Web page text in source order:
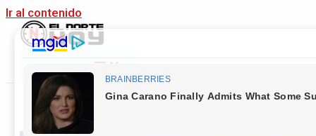
Ir al contenido
Main Menu